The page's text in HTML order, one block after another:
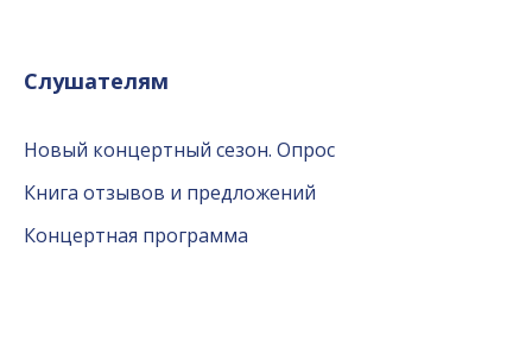
Слушателям
Новый концертный сезон. Опрос
Книга отзывов и предложений
Концертная программа